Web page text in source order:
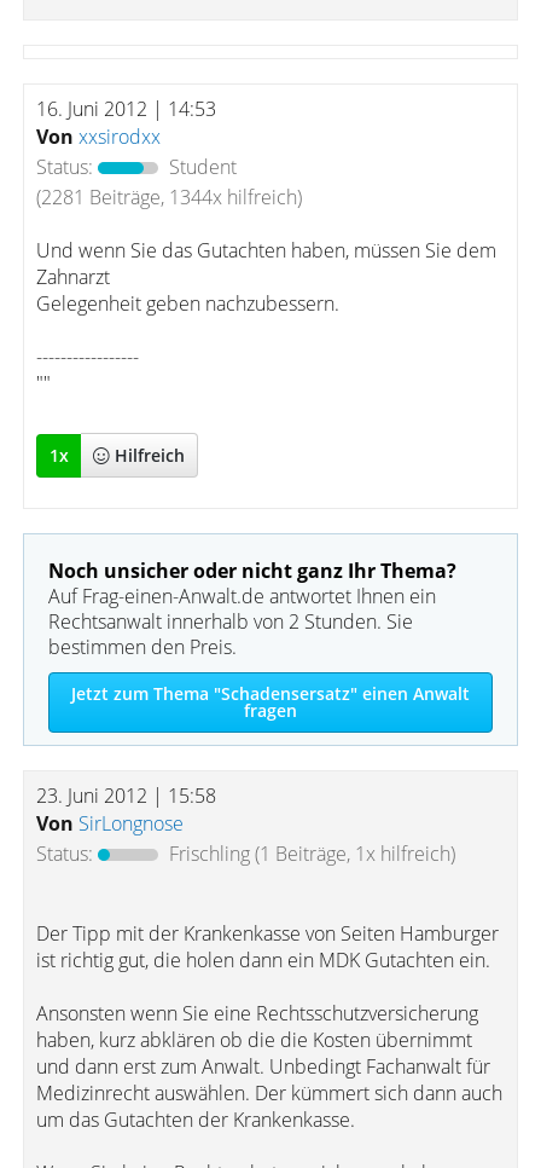
16. Juni 2012 | 14:53
Von xxsirodxx
Status:
Student
(2281 Beiträge, 1344x hilfreich)
Und wenn Sie das Gutachten haben, müssen Sie dem
Zahnarzt
Gelegenheit geben nachzubessern.
-----------------
""
1x Hilfreich
Noch unsicher oder nicht ganz Ihr Thema?
Auf Frag-einen-Anwalt.de antwortet Ihnen ein
Rechtsanwalt innerhalb von 2 Stunden. Sie
bestimmen den Preis.
Jetzt zum Thema "Schadensersatz" einen Anwalt
fragen
23. Juni 2012 | 15:58
Von SirLongnose
Status:
Frischling(1 Beiträge, 1x hilfreich)
Der Tipp mit der Krankenkasse von Seiten Hamburger
ist richtig gut, die holen dann ein MDK Gutachten ein.
Ansonsten wenn Sie eine Rechtsschutzversicherung
haben, kurz abklären ob die die Kosten übernimmt
und dann erst zum Anwalt. Unbedingt Fachanwalt für
Medizinrecht auswählen. Der kümmert sich dann auch
um das Gutachten der Krankenkasse.